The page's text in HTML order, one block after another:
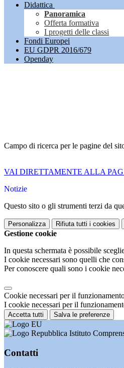
Didattica
Panoramica
Offerta formativa
I progetti delle classi
Fondi Europei
EU GDPR 2016/679
Openday
Campo di ricerca per le pagine del
VAI DIRETTAMENTE ALLA
Notizie
Questo sito o gli strumenti terzi da
Personalizza Rifiuta tutti i cookies
Gestione cookie
In questa schermata è possibile
I cookie necessari sono quelli che
Per conoscere quali sono i cookie
Cookie necessari per il
I cookie necessari per il
Accetta tutti Salva le preferenze
Istituto
Contatti